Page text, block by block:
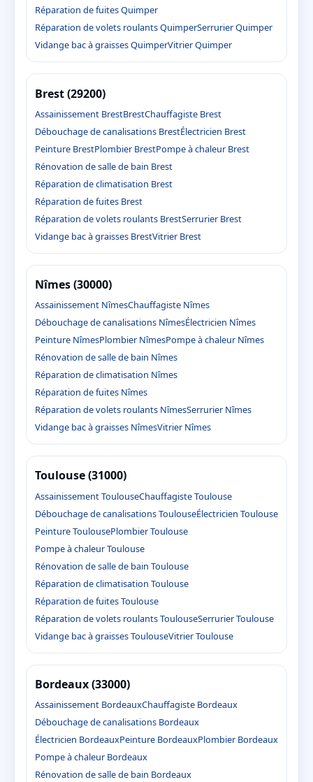
Réparation de fuites Quimper
Réparation de volets roulants QuimperSerrurier Quimper
Vidange bac à graisses QuimperVitrier Quimper
Brest (29200)
Assainissement BrestBrestChauffagiste Brest
Débouchage de canalisations BrestÉlectricien Brest
Peinture BrestPlombier BrestPompe à chaleur Brest
Rénovation de salle de bain Brest
Réparation de climatisation Brest
Réparation de fuites Brest
Réparation de volets roulants BrestSerrurier Brest
Vidange bac à graisses BrestVitrier Brest
Nîmes (30000)
Assainissement NîmesChauffagiste Nîmes
Débouchage de canalisations NîmesÉlectricien Nîmes
Peinture NîmesPlombier NîmesPompe à chaleur Nîmes
Rénovation de salle de bain Nîmes
Réparation de climatisation Nîmes
Réparation de fuites Nîmes
Réparation de volets roulants NîmesSerrurier Nîmes
Vidange bac à graisses NîmesVitrier Nîmes
Toulouse (31000)
Assainissement ToulouseChauffagiste Toulouse
Débouchage de canalisations ToulouseÉlectricien Toulouse
Peinture ToulousePlombier Toulouse
Pompe à chaleur Toulouse
Rénovation de salle de bain Toulouse
Réparation de climatisation Toulouse
Réparation de fuites Toulouse
Réparation de volets roulants ToulouseSerrurier Toulouse
Vidange bac à graisses ToulouseVitrier Toulouse
Bordeaux (33000)
Assainissement BordeauxChauffagiste Bordeaux
Débouchage de canalisations Bordeaux
Électricien BordeauxPeinture BordeauxPlombier Bordeaux
Pompe à chaleur Bordeaux
Rénovation de salle de bain Bordeaux